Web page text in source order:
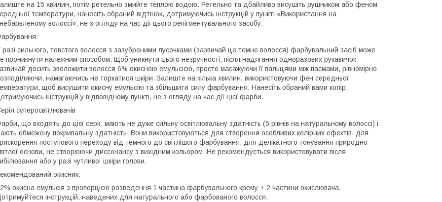
на 15 хвилин, потім ретельно змийте теплою водою. Ретельно та дбайливо висушіть рушником або феном
температури, нанесіть обраний відтінок, дотримуючись інструкцій у пункті «Використання на
волоссі», не з огляду на час дії цього репігментувального засобу.
разі сильного, товстого волосся з зазубреними лусочками (зазвичай це темне волосся) фарбувальний засіб може
проникнути належним способом. Щоб уникнути цього незручності, після надягання одноразових рукавичок
досить зволожити волосся 6% окисною емульсією, просто масажуючи її пальцями між пасмами, рівномірно
намагаючись не торкатися шкіри. Залиште на кілька хвилин, використовуючи фен середньої
щоб висушити окисну емульсію та збільшити силу фарбування. Нанесіть обраний вами колір,
інструкцій у відповідному пункті, не з огляду на час дії цієї фарби.
суперосвітлювачів
що входять до цієї серії, мають не дуже сильну освітлювальну здатність (5 рівнів на натуральному волоссі) і
обмежену покривальну здатність. Вони використовуються для створення особливих колірних ефектів, для
поступового переходу від темного до світлішого фарбування, для делікатного тонування природно
основи, не створюючи диссонансу з вихідним кольором. Не рекомендується використовувати після
або у разі чутливої шкіри голови.
окисник:
окисна емульсія з пропорцією розведення 1 частина фарбувального крему + 2 частини окислювача.
інструкцій, наведених для натурального або фарбованого волосся.